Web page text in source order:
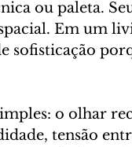
ou paleta.
Em um
sofisticação
o olhar
tensão